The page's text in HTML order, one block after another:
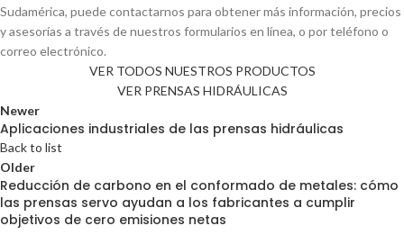
Sudamérica, puede contactarnos para obtener más información, precios
y asesorías a través de nuestros formularios en línea, o por teléfono o
correo electrónico.
VER TODOS NUESTROS PRODUCTOS
VER PRENSAS HIDRÁULICAS
Newer
Aplicaciones industriales de las prensas hidráulicas
Back to list
Older
Reducción de carbono en el conformado de metales: cómo
las prensas servo ayudan a los fabricantes a cumplir
objetivos de cero emisiones netas